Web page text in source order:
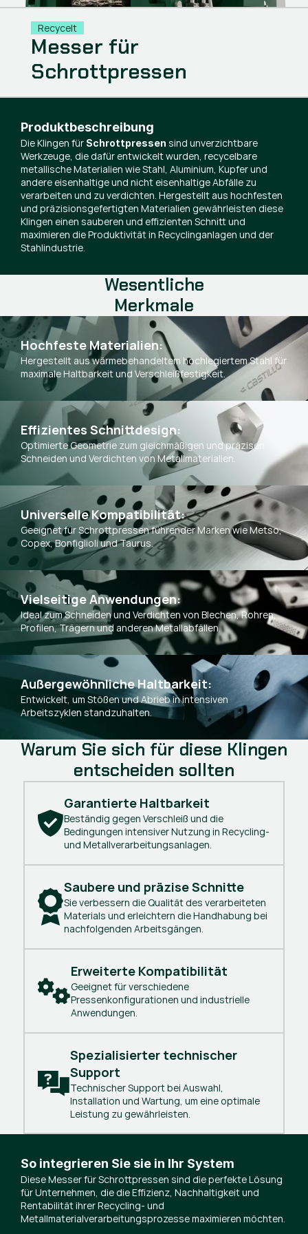
Produktbeschreibung
Die Klingen für Schrottpressen sind unverzichtbare
Werkzeuge, die dafür entwickelt wurden, recycelbare
metallische Materialien wie Stahl, Aluminium, Kupfer und
andere eisenhaltige und nicht eisenhaltige Abfälle zu
verarbeiten und zu verdichten. Hergestellt aus hochfesten
und präzisionsgefertigten Materialien gewährleisten diese
Klingen einen sauberen und effizienten Schnitt und
maximieren die Produktivität in Recyclinganlagen und der
Stahlindustrie.
Warum Sie sich für diese Klingen
entscheiden sollten
Garantierte Haltbarkeit
Beständig gegen Verschleiß und die
Bedingungen intensiver Nutzung in Recycling-
und Metallverarbeitungsanlagen.
Saubere und präzise Schnitte
Sie verbessern die Qualität des verarbeiteten
Materials und erleichtern die Handhabung bei
nachfolgenden Arbeitsgängen.
Erweiterte Kompatibilität
Geeignet für verschiedene
Pressenkonfigurationen und industrielle
Anwendungen.
Spezialisierter technischer
Support
Technischer Support bei Auswahl,
Installation und Wartung, um eine optimale
Leistung zu gewährleisten.
So integrieren Sie sie in Ihr System
Diese Messer für Schrottpressen sind die perfekte Lösung
für Unternehmen, die die Effizienz, Nachhaltigkeit und
Rentabilität ihrer Recycling- und
Metallmaterialverarbeitungsprozesse maximieren möchten.
Messer für
Schrottpressen
Recycelt
Wesentliche
Merkmale
Hochfeste Materialien:
Hergestellt aus wärmebehandeltem hochlegiertem Stahl für
maximale Haltbarkeit und Verschleißfestigkeit.
Effizientes Schnittdesign:
Optimierte Geometrie zum gleichmäßigen und präzisen
Schneiden und Verdichten von Metallmaterialien.
Universelle Kompatibilität:
Geeignet für Schrottpressen führender Marken wie Metso,
Copex, Bonfiglioli und Taurus.
Vielseitige Anwendungen:
Ideal zum Schneiden und Verdichten von Blechen, Rohren,
Profilen, Trägern und anderen Metallabfällen.
Außergewöhnliche Haltbarkeit:
Entwickelt, um Stößen und Abrieb in intensiven
Arbeitszyklen standzuhalten.